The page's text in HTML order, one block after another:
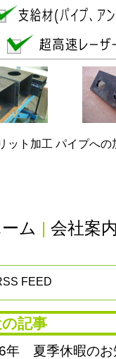
ット加工 パイプへ
ム | 会社案内
FEED
記事
年 夏季休暇のお